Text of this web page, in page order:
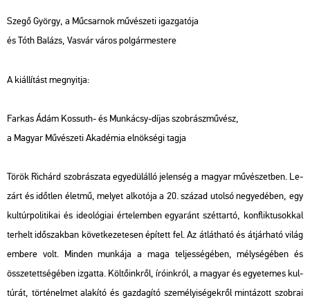
Szegő György, a Mű­csar­nok mű­vé­sze­ti igaz­ga­tó­ja
és Tóth Ba­lázs, Vas­vár város pol­gár­mes­te­re
A ki­ál­lí­tást meg­nyit­ja:
Far­kas Ádám Kos­suth- és Mun­ká­csy-díjas szob­rász­mű­vész,
a Ma­gyar Mű­vé­sze­ti Aka­dé­mia el­nök­sé­gi tagja
Török Ri­chárd szob­rá­sza­ta egye­dül­ál­ló je­len­ség a ma­gyar mű­vé­szet­ben. Le­
zárt és időt­len élet­mű, me­lyet al­ko­tó­ja a 20. szá­zad utol­só ne­gye­dé­ben, egy
kul­túr­po­li­ti­kai és ideo­ló­gi­ai ér­te­lem­ben egy­aránt szét­tar­tó, konf­lik­tu­sok­kal
ter­helt idő­szak­ban kö­vet­ke­ze­te­sen épí­tett fel. Az át­lát­ha­tó és át­jár­ha­tó világ
em­be­re volt. Min­den mun­ká­ja a maga tel­jes­sé­gé­ben, mély­sé­gé­ben és
össze­tett­sé­gé­ben iz­gat­ta. Köl­tő­ink­ről, író­ink­ról, a ma­gyar és egye­te­mes kul­
tú­rát, tör­té­nel­met ala­kí­tó és gaz­da­gí­tó sze­mé­lyi­sé­gek­ről min­tá­zott szob­rai